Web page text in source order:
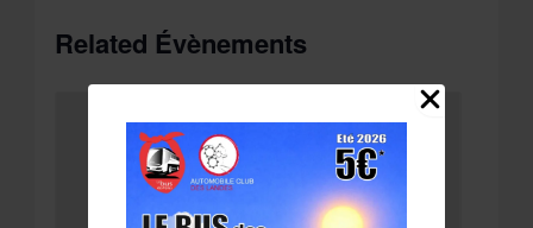
Related Évènements